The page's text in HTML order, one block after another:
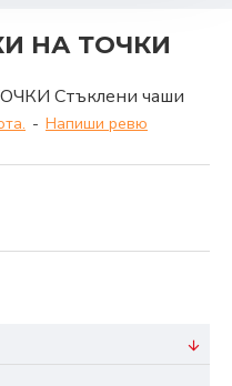
НА ТОЧКИ
- Напиши ревю